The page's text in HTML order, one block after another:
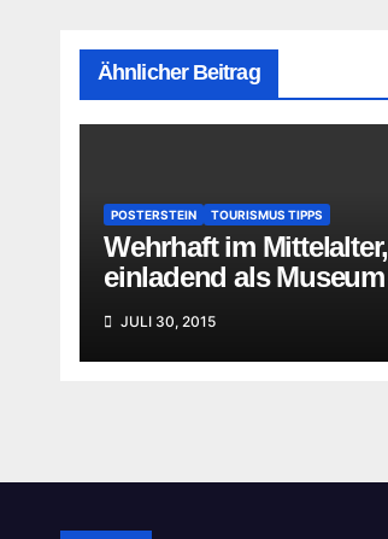
Ähnlicher Beitrag
POSTERSTEIN TOURISMUS TIPPS
Wehrhaft im Mittelalter,
einladend als Museum
JULI 30, 2015